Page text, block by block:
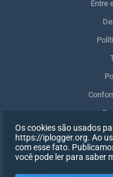
Entre
Os cookies são usados
https://iplogger.org. Ao
com esse fato.
você pode ler para saber